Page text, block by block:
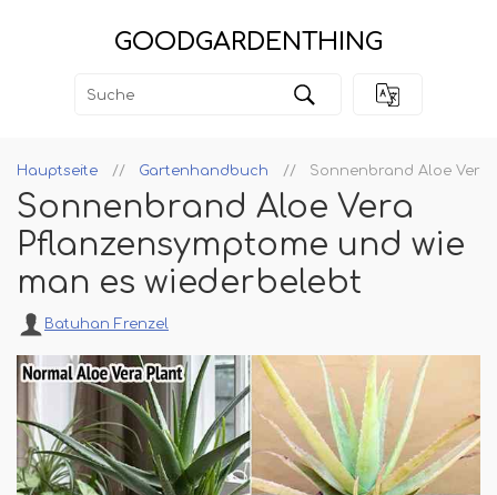
GOODGARDENTHING
Hauptseite Gartenhandbuch Sonnenbrand Aloe Vera
Sonnenbrand Aloe Vera
Pflanzensymptome und wie
man es wiederbelebt
Batuhan Frenzel